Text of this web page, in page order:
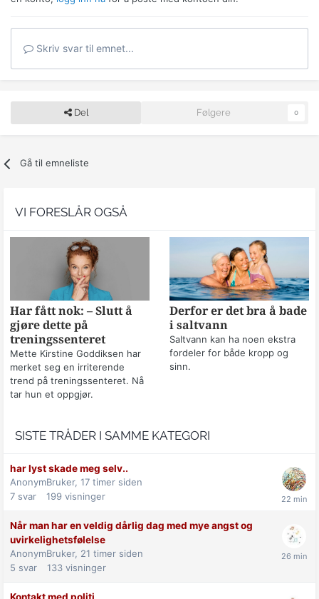
Skriv svar til emnet...
Del Følgere 0
Gå til emneliste
VI FORESLÅR OGSÅ
Har fått nok: – Slutt å
gjøre dette på
treningssenteret
Mette Kirstine Goddiksen har
merket seg en irriterende
trend på treningssenteret. Nå
tar hun et oppgjør.
Derfor er det bra å bade
i saltvann
Saltvann kan ha noen ekstra
fordeler for både kropp og
sinn.
SISTE TRÅDER I SAMME KATEGORI
har lyst skade meg selv..
AnonymBruker, 17 timer siden
7 svar 199 visninger
Når man har en veldig dårlig dag med mye angst og
uvirkelighetsfølelse
AnonymBruker, 21 timer siden
5 svar 133 visninger